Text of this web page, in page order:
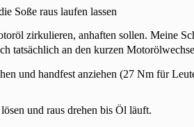
Soße raus laufen lassen
zirkulieren, anhaften sollen. Meine
tatsächlich an den kurzen
und handfest anziehen (27 Nm für
und raus drehen bis Öl läuft.